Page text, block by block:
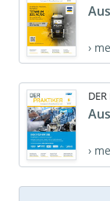
›
›